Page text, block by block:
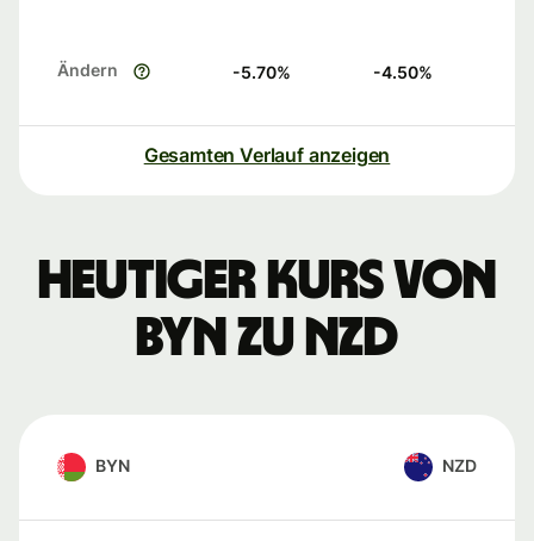
Ändern -5.70% -4.50%
Gesamten Verlauf anzeigen
Heutiger Kurs von
BYN zu NZD
BYN NZD